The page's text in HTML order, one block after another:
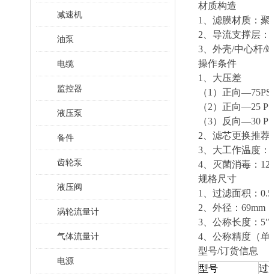
减速机
油泵
电缆
监控器
液压泵
备件
齿轮泵
液压阀
涡轮流量计
气体流量计
电源
材质构造
1、滤膜材质：
2、导流支撑层
3、外壳/中心杆/
操作条件
1、大压差
（1）正向
（2）正向—25
（3）反向—30
2、滤芯更换推
3、大工作温度
4、灭菌消毒：
规格尺寸
1、过滤面积：
2、外径：69mm
3、公称长度：
4、公称精度（
型号/订货信息
型号